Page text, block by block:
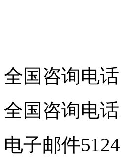
全国咨询电话
全国咨询电话
电子邮件